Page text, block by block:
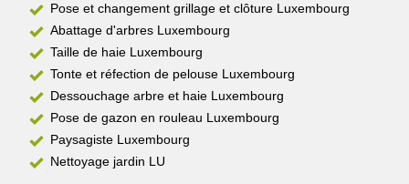
Pose et changement grillage et clôture Luxembourg
Abattage d'arbres Luxembourg
Taille de haie Luxembourg
Tonte et réfection de pelouse Luxembourg
Dessouchage arbre et haie Luxembourg
Pose de gazon en rouleau Luxembourg
Paysagiste Luxembourg
Nettoyage jardin LU